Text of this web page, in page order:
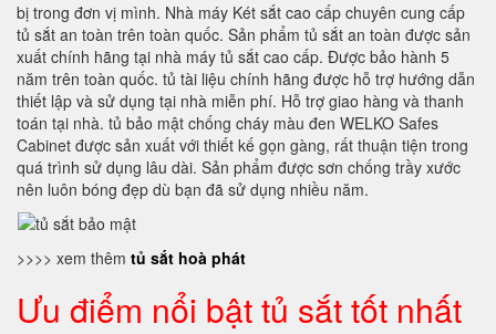
bị trong đơn vị mình. Nhà máy Két sắt cao cấp chuyên cung cấp
tủ sắt an toàn trên toàn quốc. Sản phẩm tủ sắt an toàn được sản
xuất chính hãng tại nhà máy tủ sắt cao cấp. Được bảo hành 5
năm trên toàn quốc. tủ tài liệu chính hãng được hỗ trợ hướng dẫn
thiết lập và sử dụng tại nhà miễn phí. Hỗ trợ giao hàng và thanh
toán tại nhà. tủ bảo mật chống cháy màu đen WELKO Safes
Cabinet được sản xuất với thiết kế gọn gàng, rất thuận tiện trong
quá trình sử dụng lâu dài. Sản phẩm được sơn chống trầy xước
nên luôn bóng đẹp dù bạn đã sử dụng nhiều năm.
>>>> xem thêm tủ sắt hoà phát
Ưu điểm nổi bật tủ sắt tốt nhất